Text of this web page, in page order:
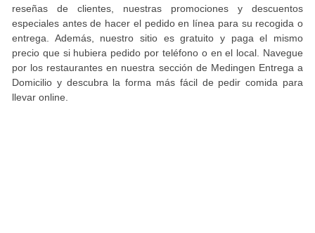
reseñas de clientes, nuestras promociones y descuentos
especiales antes de hacer el pedido en línea para su recogida o
entrega. Además, nuestro sitio es gratuito y paga el mismo
precio que si hubiera pedido por teléfono o en el local. Navegue
por los restaurantes en nuestra sección de Medingen Entrega a
Domicilio y descubra la forma más fácil de pedir comida para
llevar online.